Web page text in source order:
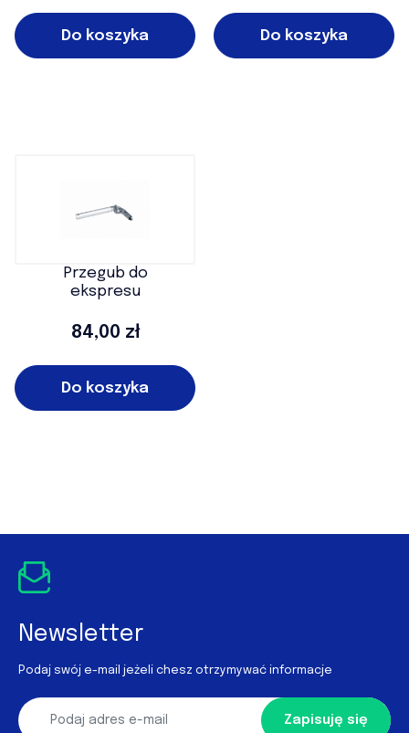
Do koszyka Do koszyka
Przegub do
ekspresu
Cena
84,00 zł
Do koszyka
Newsletter
Podaj swój e-mail jeżeli chesz otrzymywać informacje
Zapisuję się